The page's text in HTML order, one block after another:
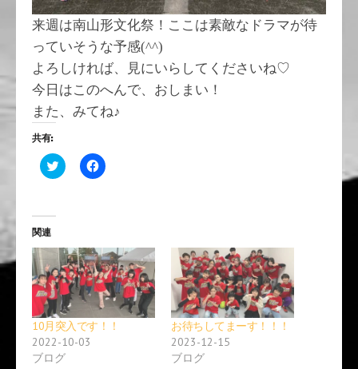
来週は南山形文化祭！ここは素敵なドラマが待
っていそうな予感(^^)
よろしければ、見にいらしてくださいね♡
今日はこのへんで、おしまい！
また、みてね♪
共有:
ク
リ
i
t
t
e
r
で
共
有
(
新
し
い
F
a
で
共
有
す
る
に
は
ク
リ
関連
10月突入です！！
2022-10-03
ブログ
お待ちしてまーす！！！
2023-12-15
ブログ